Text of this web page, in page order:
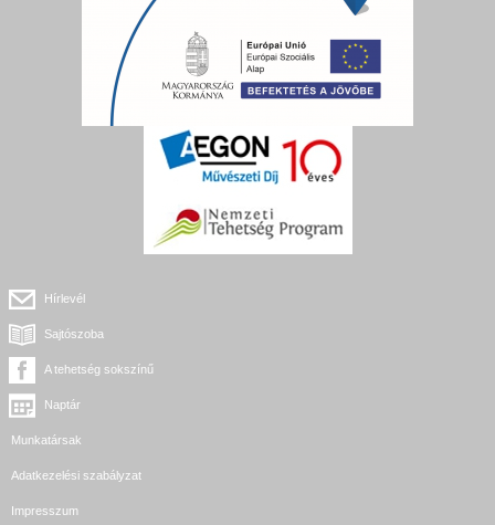
Hírlevél
Sajtószoba
A tehetség sokszínű
Naptár
Munkatársak
Adatkezelési szabályzat
Impresszum